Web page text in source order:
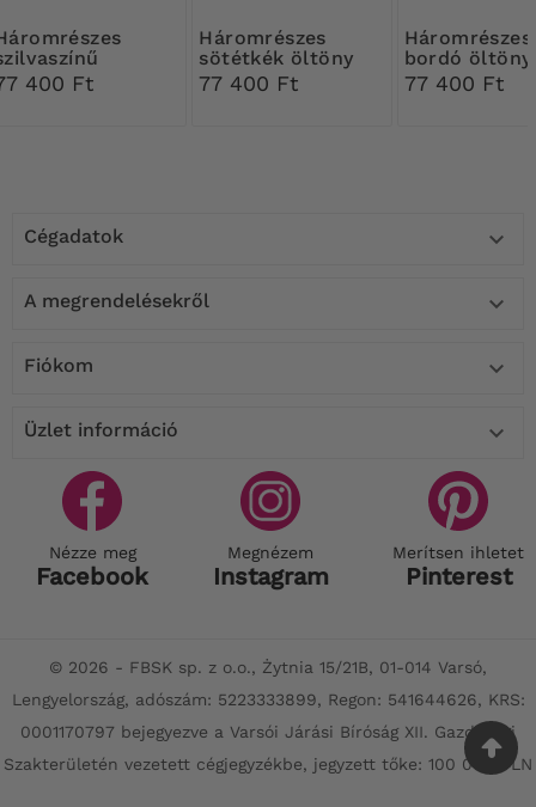
csipkével
400 Ft
Háromrészes
sötétkék öltöny
csipkével
77 400 Ft
Háromrészes
bordó öltöny
csipkével
77 400 Ft
Cégadatok 
A megrendelésekről 
Fiókom 
Üzlet információ 
Nézze meg
Facebook
Megnézem
Instagram
Merítsen ihletet
Pinterest
© 2026 - FBSK sp. z o.o., Żytnia 15/21B, 01-014 Varsó,
Lengyelország, adószám: 5223333899, Regon: 541644626, KRS:
0001170797 bejegyezve a Varsói Járási Bíróság XII. Gazdasági
Szakterületén vezetett cégjegyzékbe, jegyzett tőke: 100 000 PLN